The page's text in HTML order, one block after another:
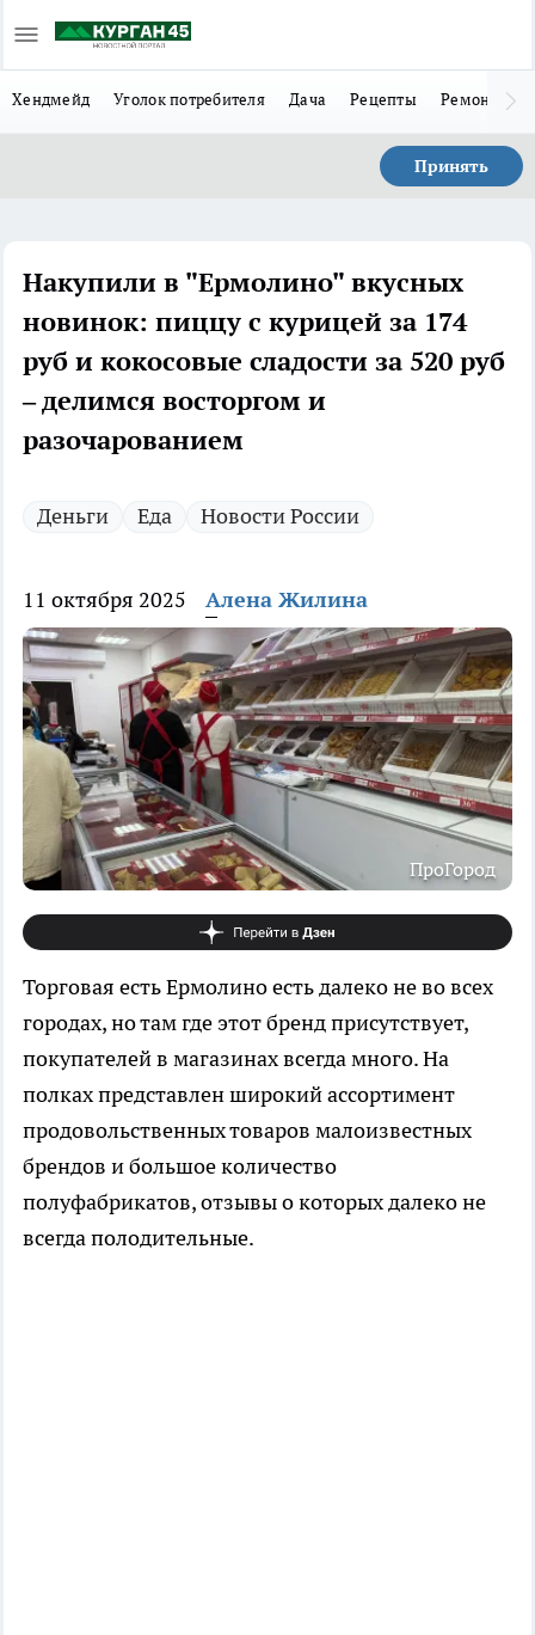
Хендмейд Уголок потребителя Дача Рецепты Ремонт
Принять
Накупили в "Ермолино" вкусных
новинок: пиццу с курицей за 174
руб и кокосовые сладости за 520 руб
– делимся восторгом и
разочарованием
Деньги Еда Новости России
11 октября 2025 Алена Жилина
ПроГород
Торговая есть Ермолино есть далеко не во всех
городах, но там где этот бренд присутствует,
покупателей в магазинах всегда много. На
полках представлен широкий ассортимент
продовольственных товаров малоизвестных
брендов и большое количество
полуфабрикатов, отзывы о которых далеко не
всегда полодительные.